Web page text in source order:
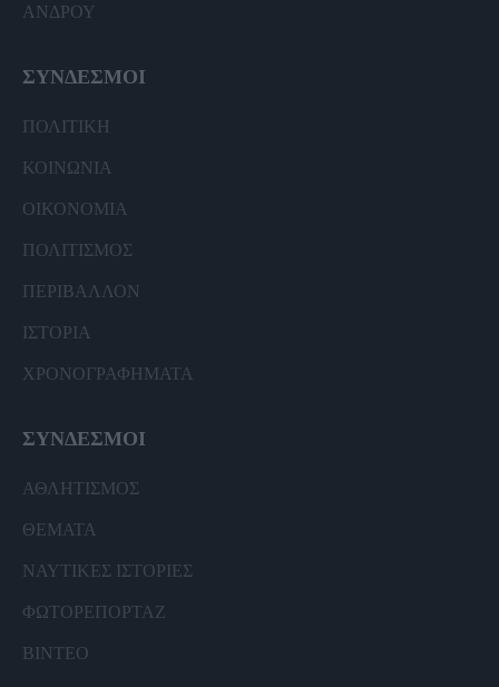
ΑΝΔΡΟΥ
ΣΥΝΔΕΣΜΟΙ
ΠΟΛΙΤΙΚΗ
ΚΟΙΝΩΝΙΑ
ΟΙΚΟΝΟΜΙΑ
ΠΟΛΙΤΙΣΜΟΣ
ΠΕΡΙΒΑΛΛΟΝ
ΙΣΤΟΡΙΑ
ΧΡΟΝΟΓΡΑΦΗΜΑΤΑ
ΣΥΝΔΕΣΜΟΙ
ΑΘΛΗΤΙΣΜΟΣ
ΘΕΜΑΤΑ
ΝΑΥΤΙΚΕΣ ΙΣΤΟΡΙΕΣ
ΦΩΤΟΡΕΠΟΡΤΑΖ
ΒΙΝΤΕΟ